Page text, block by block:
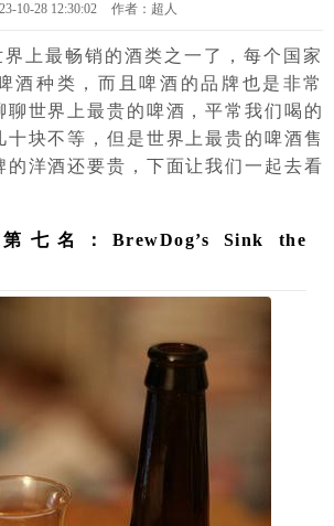
10-28 12:30:02 作者：超人
上最畅销的酒类之一了，每个国家
酒种类，而且啤酒的品牌也是非常
聊世界上最贵的啤酒，平常我们喝的
十块不等，但是世界上最贵的啤酒售
的洋酒还要贵，下面让我们一起去看
七名：BrewDog’s Sink the